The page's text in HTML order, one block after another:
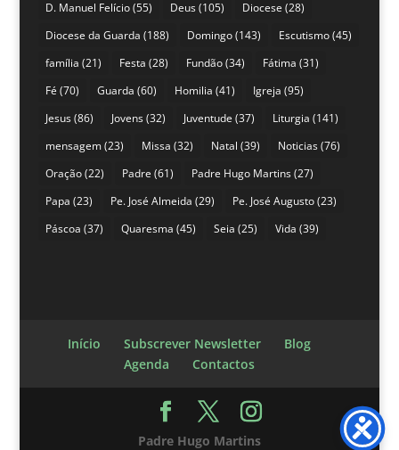
D. Manuel Felício(55) Deus(105) Diocese (28)
Diocese da Guarda (188) Domingo(143) Escutismo(45)
família (21) Festa (28) Fundão(34) Fátima (31)
Fé (70) Guarda (60) Homilia (41) Igreja (95)
Jesus(86) Jovens(32) Juventude (37) Liturgia (141)
mensagem(23) Missa (32) Natal (39) Noticias(76)
Oração(22) Padre (61) Padre Hugo Martins(27)
Papa (23) Pe. José Almeida (29) Pe. José Augusto(23)
Páscoa (37) Quaresma (45) Seia (25) Vida (39)
Início Subscrever Newsletter
Blog
Agenda
Contactos
Padre Hugo Martins